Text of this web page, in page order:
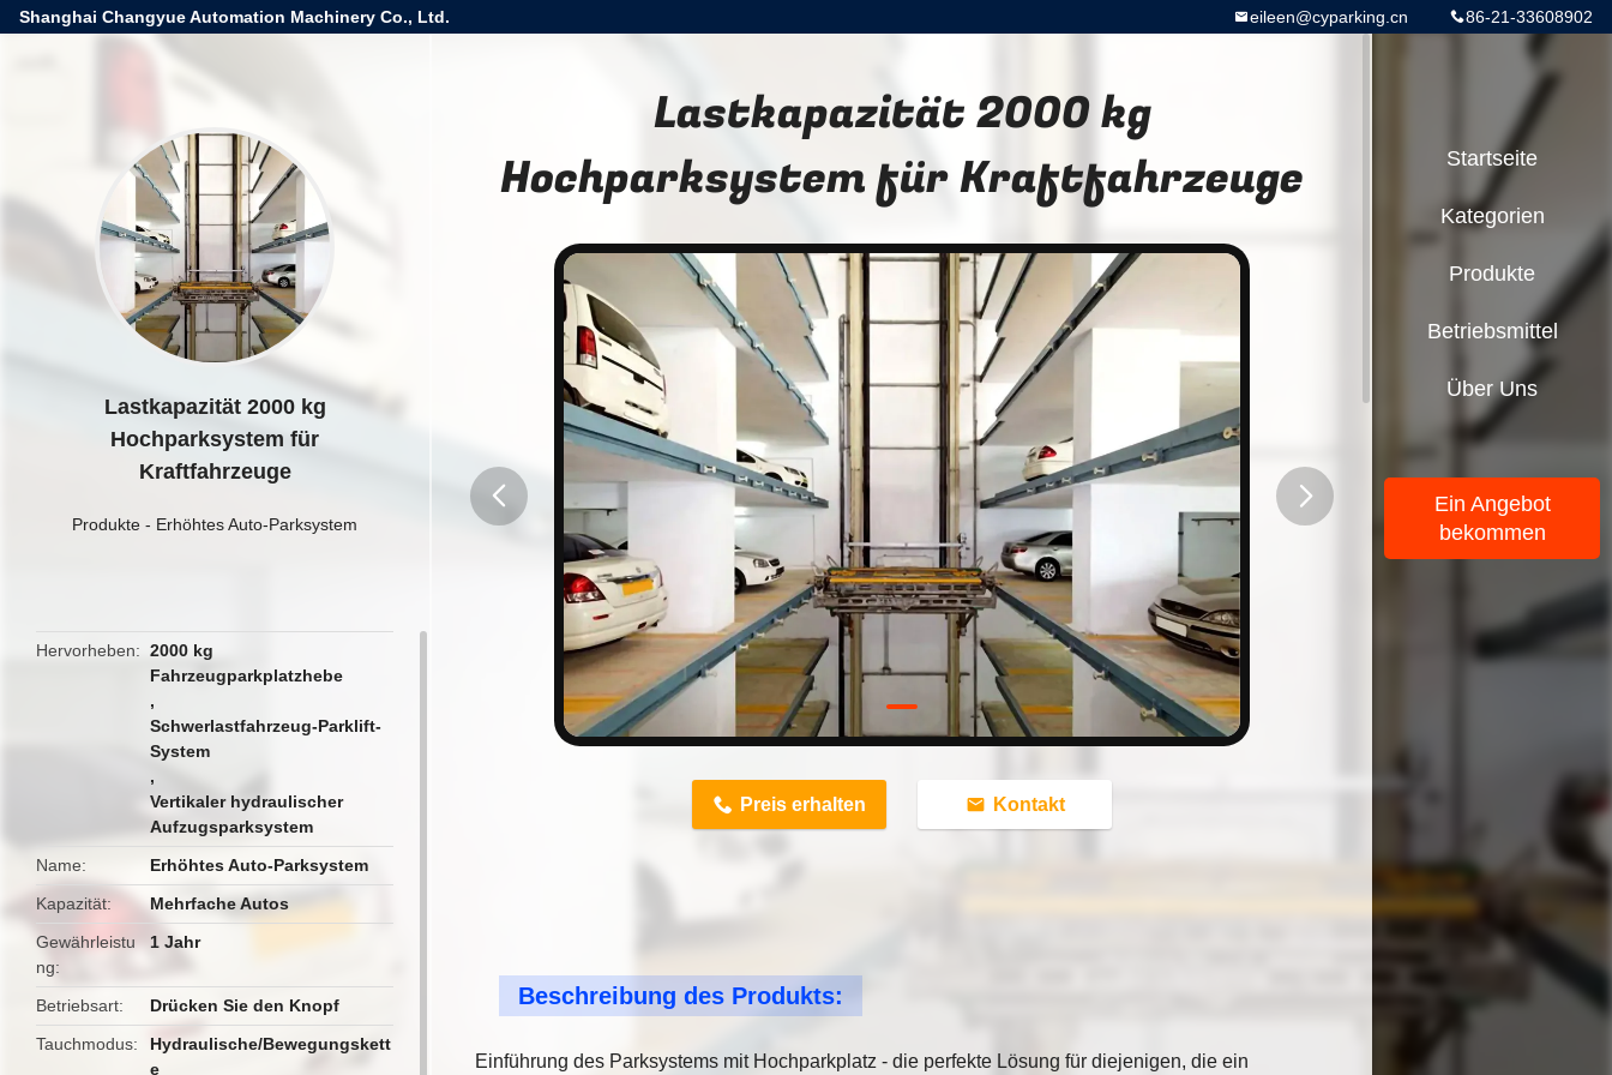
Shanghai Changyue Automation Machinery Co., Ltd. 86-21-33608902
eileen@cyparking.cn
Lastkapazität 2000 kg
Hochparksystem für
Kraftfahrzeuge
Produkte - Erhöhtes Auto-Parksystem
Hervorheben
2000 kg
Fahrzeugparkplatzhebe
,
Schwerlastfahrzeug-Parklift-
System
,
Vertikaler hydraulischer
Aufzugsparksystem
Name
Erhöhtes Auto-Parksystem
Kapazität
Mehrfache Autos
Gewährleistu
ng
1 Jahr
Betriebsart
Drücken Sie den Knopf
Tauchmodus
Hydraulische/Bewegungskett
e
Lastkapazität 2000 kg
Hochparksystem für Kraftfahrzeuge
Preis erhalten Kontakt
Beschreibung des Produkts:
Einführung des Parksystems mit Hochparkplatz - die perfekte Lösung für diejenigen, die ein
Startseite
Kategorien
Produkte
Betriebsmittel
Über Uns
Ein Angebot
bekommen